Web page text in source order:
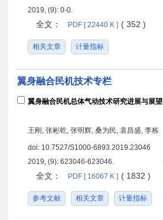
2019, (9): 0-0.
全文： PDF [ 22440 K ] ( 352 )
相关文章 计量指标
翼身融合民机技术专栏
翼身融合民机总体气动技术研究进展与展望
王刚, 张彬乾, 张明辉, 桑为民, 袁昌盛, 李栋
doi: 10.7527/S1000-6893.2019.23046
2019, (9): 623046-623046.
全文： PDF [ 16067 K ] ( 1832 )
参考文献 相关文章 计量指标